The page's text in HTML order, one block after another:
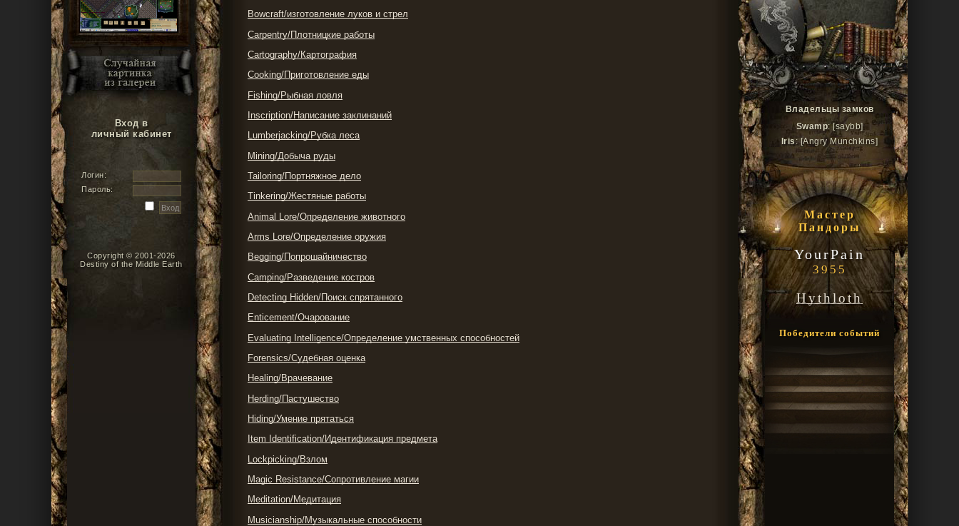
Вход в
личный кабинет
Логин:
Пароль:
Copyright © 2001-2026
Destiny of the Middle Earth
Bowcraft/изготовление луков и стрел
Carpentry/Плотницкие работы
Cartography/Картография
Cooking/Приготовление еды
Fishing/Рыбная ловля
Inscription/Написание заклинаний
Lumberjacking/Рубка леса
Mining/Добыча руды
Tailoring/Портняжное дело
Tinkering/Жестяные работы
Animal Lore/Определение животного
Arms Lore/Определение оружия
Begging/Попрошайничество
Camping/Разведение костров
Detecting Hidden/Поиск спрятанного
Enticement/Очарование
Evaluating Intelligence/Определение умственных способностей
Forensics/Судебная оценка
Healing/Врачевание
Herding/Пастушество
Hiding/Умение прятаться
Item Identification/Идентификация предмета
Lockpicking/Взлом
Magic Resistance/Сопротивление магии
Meditation/Медитация
Musicianship/Музыкальные способности
Владельцы замков
Swamp: [saybb]
Iris: [Angry Munchkins]
Мастер
Пандоры
YourPain
3955
Hythloth
Победители событий